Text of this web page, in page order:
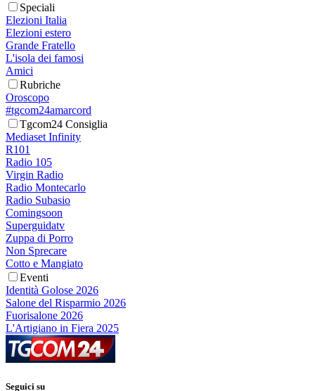
Speciali
Elezioni Italia
Elezioni estero
Grande Fratello
L'isola dei famosi
Amici
Rubriche
Oroscopo
#tgcom24amarcord
Tgcom24 Consiglia
Mediaset Infinity
R101
Radio 105
Virgin Radio
Radio Montecarlo
Radio Subasio
Comingsoon
Superguidatv
Zuppa di Porro
Non Sprecare
Cotto e Mangiato
Eventi
Identità Golose 2026
Salone del Risparmio 2026
Fuorisalone 2026
L'Artigiano in Fiera 2025
Seguici su